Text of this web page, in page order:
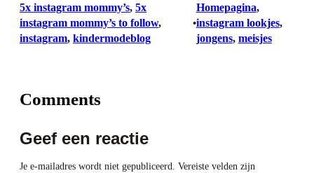
5x instagram mommy’s, 5x
instagram mommy’s to follow
instagram, kindermodeblog
•
Homepagina ,
instagram lookjes ,
jongens, meisjes
Comments
Geef een reactie
Je e-mailadres wordt niet gepubliceerd. Vereiste velden zijn